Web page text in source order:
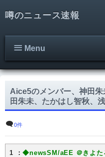
噂のニュース速報
Menu
Aice5のメンバー、神田
田朱未、たかはし智秋、
0件
1 ：◆newsSM/aEE ＠きよ